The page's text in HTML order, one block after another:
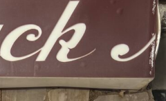
sponsorship